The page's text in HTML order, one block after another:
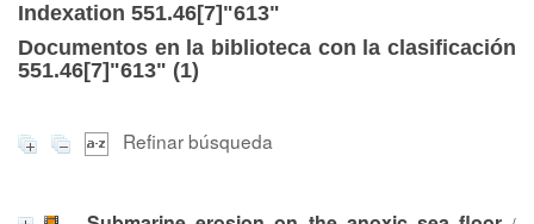
Indexation 551.46[7]"613"
Documentos en la biblioteca con la clasificación
551.46[7]"613" (1)
Refinar búsqueda